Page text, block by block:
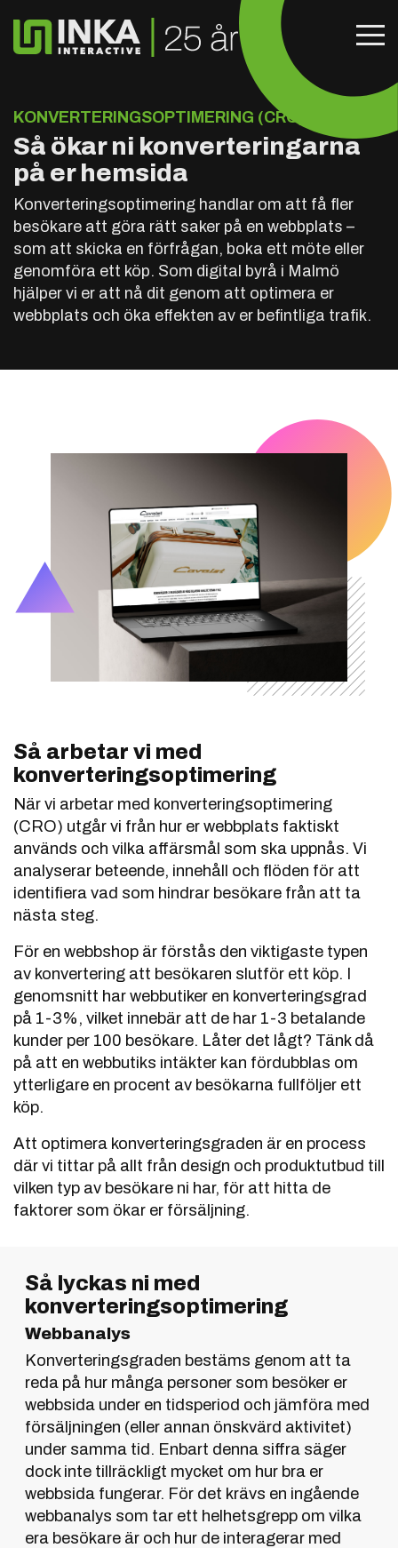
KONVERTERINGSOPTIMERING (CRO)
Så ökar ni konverteringarna
på er hemsida
Konverteringsoptimering handlar om att få fler
besökare att göra rätt saker på en webbplats –
som att skicka en förfrågan, boka ett möte eller
genomföra ett köp. Som digital byrå i Malmö
hjälper vi er att nå dit genom att optimera er
webbplats och öka effekten av er befintliga trafik.
Så arbetar vi med
konverteringsoptimering
När vi arbetar med konverteringsoptimering
(CRO) utgår vi från hur er webbplats faktiskt
används och vilka affärsmål som ska uppnås. Vi
analyserar beteende, innehåll och flöden för att
identifiera vad som hindrar besökare från att ta
nästa steg.
För en webbshop är förstås den viktigaste typen
av konvertering att besökaren slutför ett köp. I
genomsnitt har webbutiker en konverteringsgrad
på 1-3%, vilket innebär att de har 1-3 betalande
kunder per 100 besökare. Låter det lågt? Tänk då
på att en webbutiks intäkter kan fördubblas om
ytterligare en procent av besökarna fullföljer ett
köp.
Att optimera konverteringsgraden är en process
där vi tittar på allt från design och produktutbud till
vilken typ av besökare ni har, för att hitta de
faktorer som ökar er försäljning.
Så lyckas ni med
konverteringsoptimering
Webbanalys
Konverteringsgraden bestäms genom att ta
reda på hur många personer som besöker er
webbsida under en tidsperiod och jämföra med
försäljningen (eller annan önskvärd aktivitet)
under samma tid. Enbart denna siffra säger
dock inte tillräckligt mycket om hur bra er
webbsida fungerar. För det krävs en ingående
webbanalys som tar ett helhetsgrepp om vilka
era besökare är och hur de interagerar med